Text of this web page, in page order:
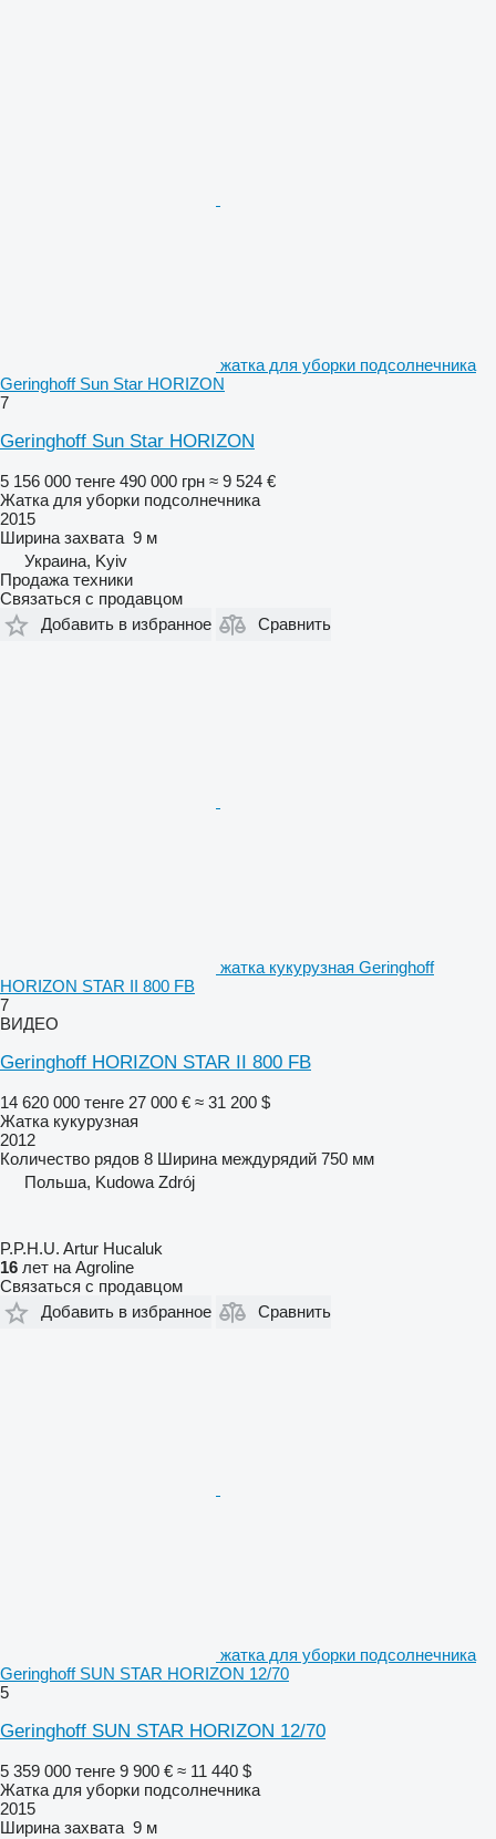
жатка для уборки подсолнечника
Geringhoff Sun Star HORIZON
7
Geringhoff Sun Star HORIZON
5 156 000 тенге 490 000 грн ≈ 9 524 €
Жатка для уборки подсолнечника
2015
Ширина захвата 9 м
Украина, Kyiv
Продажа техники
Связаться с продавцом
Добавить в избранное
Сравнить
жатка кукурузная Geringhoff
HORIZON STAR II 800 FB
7
ВИДЕО
Geringhoff HORIZON STAR II 800 FB
14 620 000 тенге 27 000 € ≈ 31 200 $
Жатка кукурузная
2012
Количество рядов 8 Ширина междурядий 750 мм
Польша, Kudowa Zdrój
P.P.H.U. Artur Hucaluk
16 лет на Agroline
Связаться с продавцом
Добавить в избранное
Сравнить
жатка для уборки подсолнечника
Geringhoff SUN STAR HORIZON 12/70
5
Geringhoff SUN STAR HORIZON 12/70
5 359 000 тенге 9 900 € ≈ 11 440 $
Жатка для уборки подсолнечника
2015
Ширина захвата 9 м